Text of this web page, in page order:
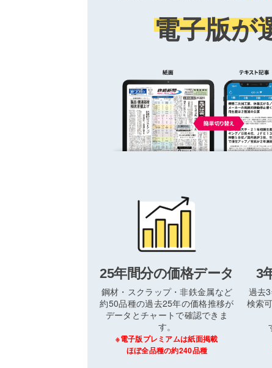
電子版が
25年間分の価格データ
鋼材・スクラップ・非鉄金属など
約50品種の過去25年の価格推移が
データとチャートで確認できま
す。
※電子版プレミアムは紙面掲載
ほぼ全品種の約240品種
3
過去
検索